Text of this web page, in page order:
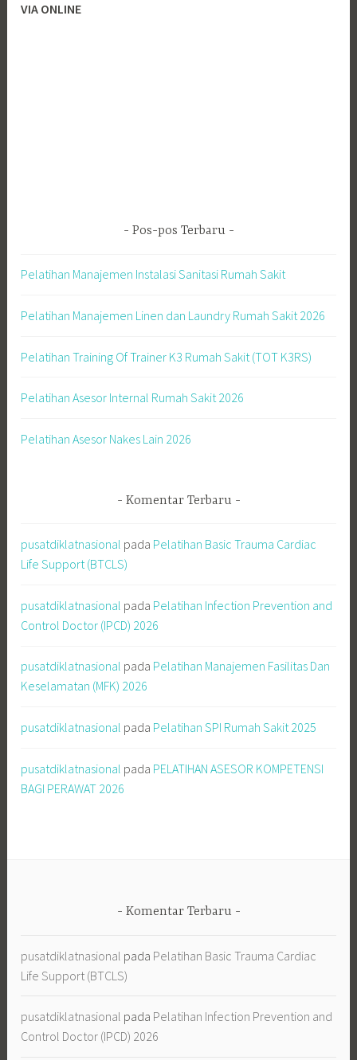
VIA ONLINE
Pos-pos Terbaru
Pelatihan Manajemen Instalasi Sanitasi Rumah Sakit
Pelatihan Manajemen Linen dan Laundry Rumah Sakit 2026
Pelatihan Training Of Trainer K3 Rumah Sakit (TOT K3RS)
Pelatihan Asesor Internal Rumah Sakit 2026
Pelatihan Asesor Nakes Lain 2026
Komentar Terbaru
pusatdiklatnasional pada Pelatihan Basic Trauma Cardiac
Life Support (BTCLS)
pusatdiklatnasional pada Pelatihan Infection Prevention and
Control Doctor (IPCD) 2026
pusatdiklatnasional pada Pelatihan Manajemen Fasilitas Dan
Keselamatan (MFK) 2026
pusatdiklatnasional pada Pelatihan SPI Rumah Sakit 2025
pusatdiklatnasional pada PELATIHAN ASESOR KOMPETENSI
BAGI PERAWAT 2026
Komentar Terbaru
pusatdiklatnasional pada Pelatihan Basic Trauma Cardiac
Life Support (BTCLS)
pusatdiklatnasional pada Pelatihan Infection Prevention and
Control Doctor (IPCD) 2026